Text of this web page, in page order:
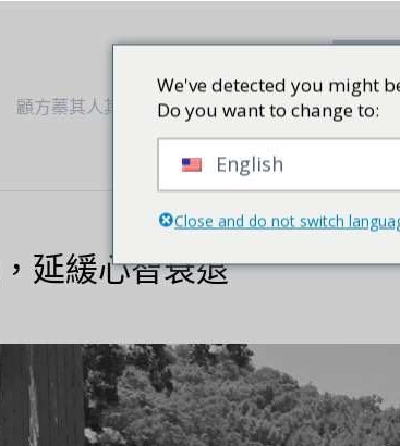
顧方蓁其人其事 書評 視頻
延緩心智衰退
We've detected you might
Do you want to change to:
English
Close and do not switch